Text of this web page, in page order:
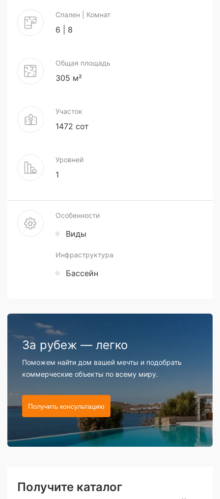
Спален | Комнат
6 | 8
Общая площадь
305 м²
Участок
1472 сот
Уровней
1
Особенности
Виды
Инфраструктура
Бассейн
За рубеж — легко
Поможем найти дом вашей мечты и подобрать
коммерческие объекты по всему миру.
Получить консультацию
Получите каталог